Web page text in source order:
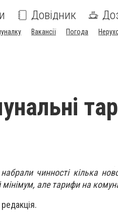
Довідник
Вакансії Погода
чинності кілька
але тарифи на